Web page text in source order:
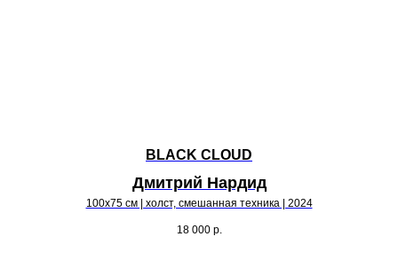
BLACK CLOUD
Дмитрий Нардид
100х75 см | холст, смешанная техника | 2024
18 000 р.